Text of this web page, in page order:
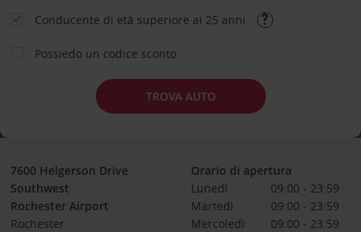
Conducente di età superiore ai 25 anni
Possiedo un codice sconto
TROVA AUTO
7600 Helgerson Drive
Southwest
Rochester Airport
Rochester
Orario di apertura
Lunedì
09:00 - 23:59
Martedì
09:00 - 23:59
Mercoledì
09:00 - 23:59